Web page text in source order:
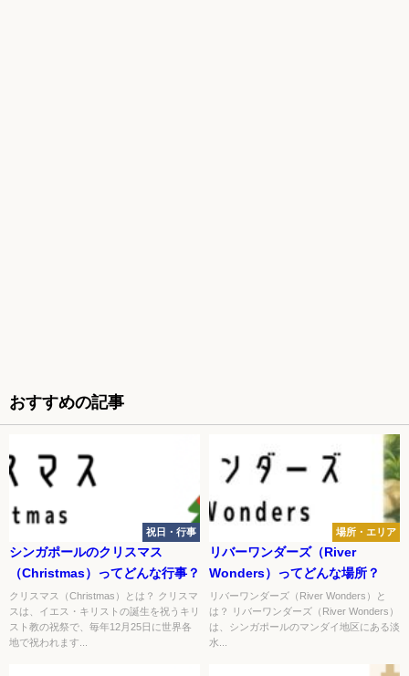
おすすめの記事
祝日・行事
シンガポールのクリスマス
（Christmas）ってどんな行事？
クリスマス（Christmas）とは？ クリスマ
スは、イエス・キリストの誕生を祝うキリ
スト教の祝祭で、毎年12月25日に世界各
地で祝われます...
場所・エリア
リバーワンダーズ（River
Wonders）ってどんな場所？
リバーワンダーズ（River Wonders）と
は？ リバーワンダーズ（River Wonders）
は、シンガポールのマンダイ地区にある淡
水...